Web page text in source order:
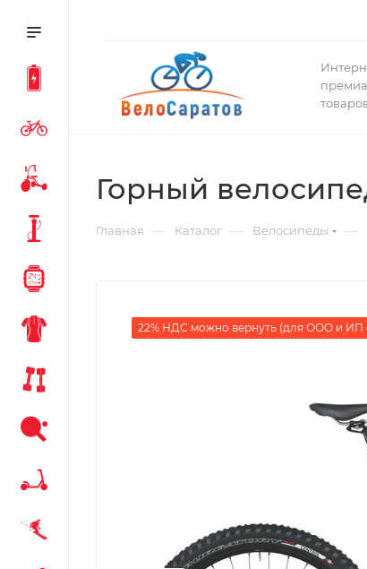
Горный
Главная — Каталог — Велосипеды —
22% НДС можно вернуть (для ООО и ИП